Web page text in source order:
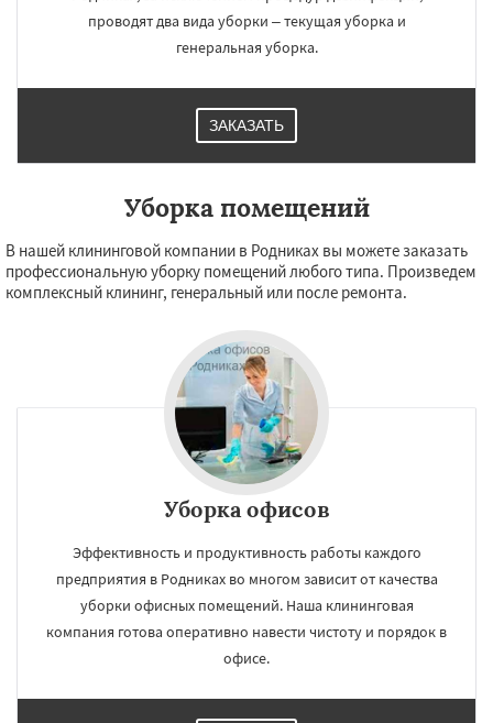
проводят два вида уборки – текущая уборка и
генеральная уборка.
ЗАКАЗАТЬ
Уборка помещений
В нашей клининговой компании в Родниках вы можете заказать
профессиональную уборку помещений любого типа. Произведем
комплексный клининг, генеральный или после ремонта.
Уборка офисов
Эффективность и продуктивность работы каждого
предприятия в Родниках во многом зависит от качества
уборки офисных помещений. Наша клининговая
компания готова оперативно навести чистоту и порядок в
офисе.